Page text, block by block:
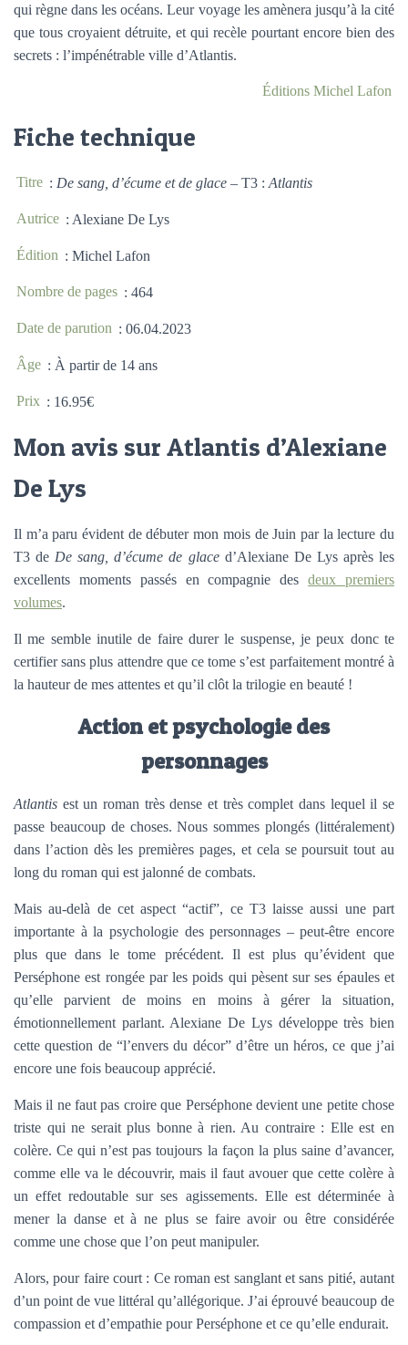
qui règne dans les océans. Leur voyage les amènera jusqu’à la cité
que tous croyaient détruite, et qui recèle pourtant encore bien des
secrets : l’impénétrable ville d’Atlantis.
Éditions Michel Lafon
Fiche technique
Titre : De sang, d’écume et de glace – T3 :Atlantis
Autrice : Alexiane De Lys
Édition : Michel Lafon
Nombre de pages : 464
Date de parution : 06.04.2023
Âge : À partir de 14 ans
Prix : 16.95€
Mon avis sur Atlantis d’Alexiane
De Lys
Il m’a paru évident de débuter mon mois de Juin par la lecture du
T3 de De sang, d’écume de glaced’Alexiane De Lys après les
excellents moments passés en compagnie desdeux premiers
volumes.
Il me semble inutile de faire durer le suspense, je peux donc te
certifier sans plus attendre que ce tome s’est parfaitement montré à
la hauteur de mes attentes et qu’il clôt la trilogie en beauté !
Action et psychologie des
personnages
Atlantis est un roman très dense et très complet dans lequel il se
passe beaucoup de choses. Nous sommes plongés (littéralement)
dans l’action dès les premières pages, et cela se poursuit tout au
long du roman qui est jalonné de combats.
Mais au-delà de cet aspect “actif”, ce T3 laisse aussi une part
importante à la psychologie des personnages – peut-être encore
plus que dans le tome précédent. Il est plus qu’évident que
Perséphone est rongée par les poids qui pèsent sur ses épaules et
qu’elle parvient de moins en moins à gérer la situation,
émotionnellement parlant. Alexiane De Lys développe très bien
cette question de “l’envers du décor” d’être un héros, ce que j’ai
encore une fois beaucoup apprécié.
Mais il ne faut pas croire que Perséphone devient une petite chose
triste qui ne serait plus bonne à rien. Au contraire : Elle est en
colère. Ce qui n’est pas toujours la façon la plus saine d’avancer,
comme elle va le découvrir, mais il faut avouer que cette colère à
un effet redoutable sur ses agissements. Elle est déterminée à
mener la danse et à ne plus se faire avoir ou être considérée
comme une chose que l’on peut manipuler.
Alors, pour faire court : Ce roman est sanglant et sans pitié, autant
d’un point de vue littéral qu’allégorique. J’ai éprouvé beaucoup de
compassion et d’empathie pour Perséphone et ce qu’elle endurait.